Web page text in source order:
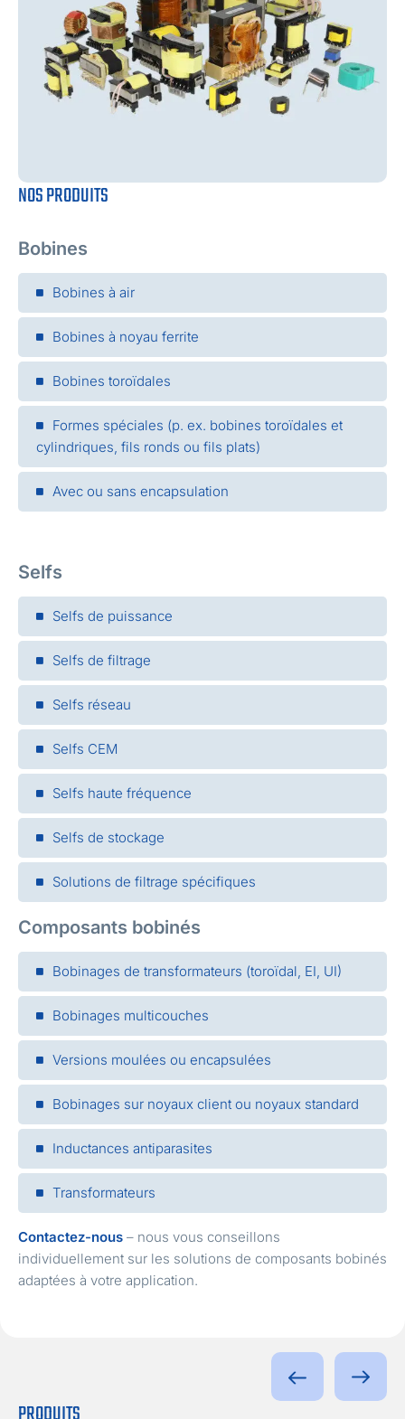
NOS PRODUITS
Bobines
Bobines à air
Bobines à noyau ferrite
Bobines toroïdales
Formes spéciales (p. ex. bobines toroïdales et
cylindriques, fils ronds ou fils plats)
Avec ou sans encapsulation
Selfs
Selfs de puissance
Selfs de filtrage
Selfs réseau
Selfs CEM
Selfs haute fréquence
Selfs de stockage
Solutions de filtrage spécifiques
Composants bobinés
Bobinages de transformateurs (toroïdal, EI, UI)
Bobinages multicouches
Versions moulées ou encapsulées
Bobinages sur noyaux client ou noyaux standard
Inductances antiparasites
Transformateurs
Contactez-nous – nous vous conseillons
individuellement sur les solutions de composants bobinés
adaptées à votre application.